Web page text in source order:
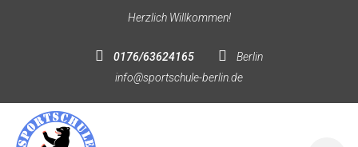
Herzlich Willkommen!
0176/63624165
Berlin
info@sportschule-berlin.de